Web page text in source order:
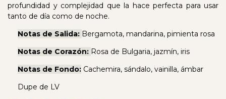
profundidad y complejidad que la hace perfecta para usar
tanto de día como de noche.
Notas de Salida: Bergamota, mandarina, pimienta rosa
Notas de Corazón: Rosa de Bulgaria, jazmín, iris
Notas de Fondo: Cachemira, sándalo, vainilla, ámbar
Dupe de LV